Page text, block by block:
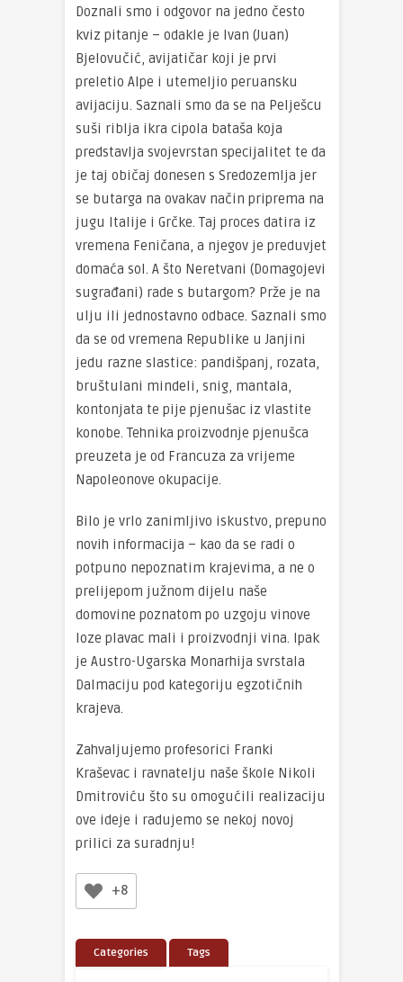
Doznali smo i odgovor na jedno često
kviz pitanje – odakle je Ivan (Juan)
Bjelovučić, avijatičar koji je prvi
preletio Alpe i utemeljio peruansku
avijaciju. Saznali smo da se na Pelješcu
suši riblja ikra cipola bataša koja
predstavlja svojevrstan specijalitet te da
je taj običaj donesen s Sredozemlja jer
se butarga na ovakav način priprema na
jugu Italije i Grčke. Taj proces datira iz
vremena Feničana, a njegov je preduvjet
domaća sol. A što Neretvani (Domagojevi
sugrađani) rade s butargom? Prže je na
ulju ili jednostavno odbace. Saznali smo
da se od vremena Republike u Janjini
jedu razne slastice: pandišpanj, rozata,
bruštulani mindeli, snig, mantala,
kontonjata te pije pjenušac iz vlastite
konobe. Tehnika proizvodnje pjenušca
preuzeta je od Francuza za vrijeme
Napoleonove okupacije.
Bilo je vrlo zanimljivo iskustvo, prepuno
novih informacija – kao da se radi o
potpuno nepoznatim krajevima, a ne o
prelijepom južnom dijelu naše
domovine poznatom po uzgoju vinove
loze plavac mali i proizvodnji vina. Ipak
je Austro-Ugarska Monarhija svrstala
Dalmaciju pod kategoriju egzotičnih
krajeva.
Zahvaljujemo profesorici Franki
Kraševac i ravnatelju naše škole Nikoli
Dmitroviću što su omogućili realizaciju
ove ideje i radujemo se nekoj novoj
prilici za suradnju!
+8
Categories Tags